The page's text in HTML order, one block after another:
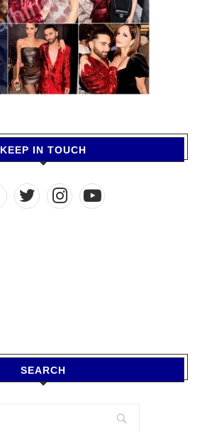
KEEP IN TOUCH
SEARCH